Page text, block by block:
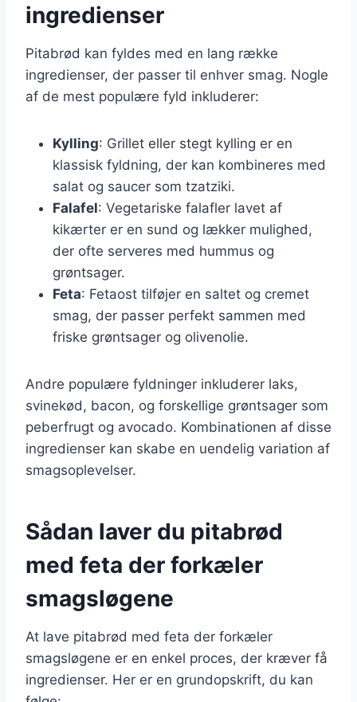
ingredienser
Pitabrød kan fyldes med en lang række
ingredienser, der passer til enhver smag. Nogle
af de mest populære fyld inkluderer:
Kylling: Grillet eller stegt kylling er en
klassisk fyldning, der kan kombineres med
salat og saucer som tzatziki.
Falafel: Vegetariske falafler lavet af
kikærter er en sund og lækker mulighed,
der ofte serveres med hummus og
grøntsager.
Feta: Fetaost tilføjer en saltet og cremet
smag, der passer perfekt sammen med
friske grøntsager og olivenolie.
Andre populære fyldninger inkluderer laks,
svinekød, bacon, og forskellige grøntsager som
peberfrugt og avocado. Kombinationen af disse
ingredienser kan skabe en uendelig variation af
smagsoplevelser.
Sådan laver du pitabrød
med feta der forkæler
smagsløgene
At lave pitabrød med feta der forkæler
smagsløgene er en enkel proces, der kræver få
ingredienser. Her er en grundopskrift, du kan